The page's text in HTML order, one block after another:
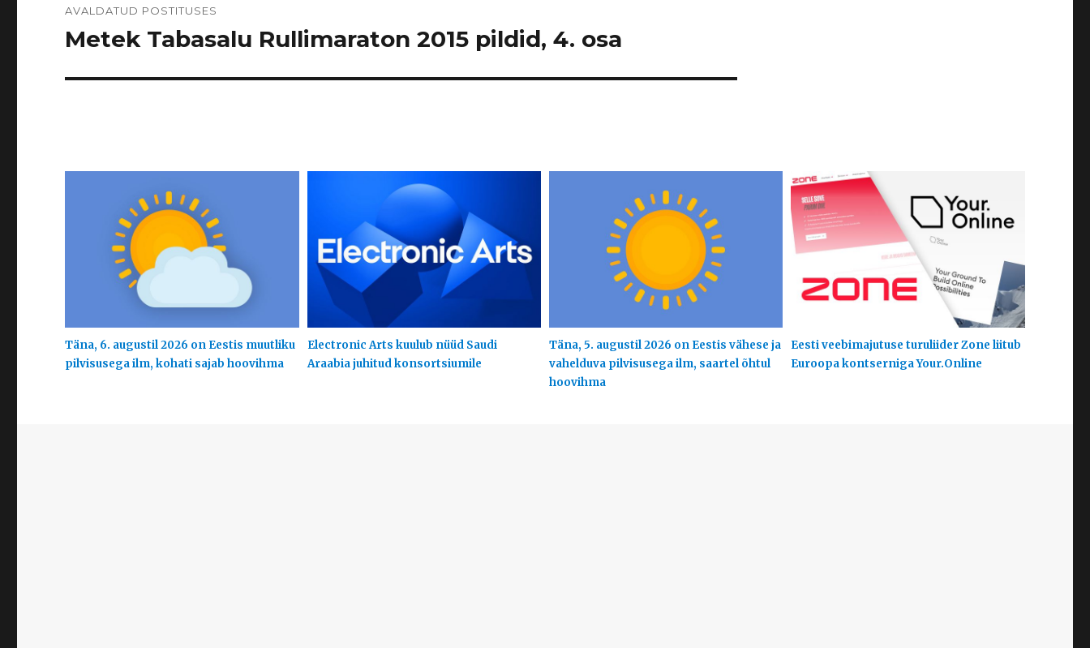
AVALDATUD POSTITUSES
Metek Tabasalu Rullimaraton 2015 pildid, 4. osa
Täna, 6. augustil 2026 on Eestis muutliku
pilvisusega ilm, kohati sajab hoovihma
Electronic Arts kuulub nüüd Saudi
Araabia juhitud konsortsiumile
Täna, 5. augustil 2026 on Eestis vähese ja
vahelduva pilvisusega ilm, saartel õhtul
hoovihma
Eesti veebimajutuse turuliider Zone liitub
Euroopa kontserniga Your.Online